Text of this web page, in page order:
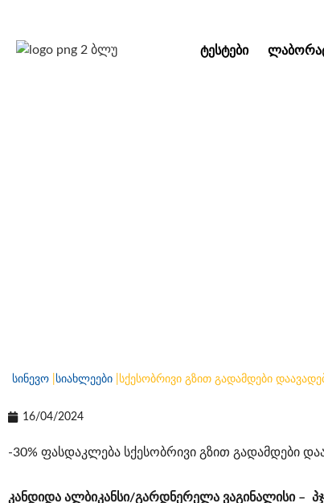
ᲢᲔᲡᲢᲔᲑᲘ
სინევო სიახლეები სქესობრივი გზით გადამდები
16/04/2024
-30% ფასდაკლება სქესობრივი გზით გადამდები
კანდიდა ალბიკანსი/გარდნერელა ვაგინალისი –